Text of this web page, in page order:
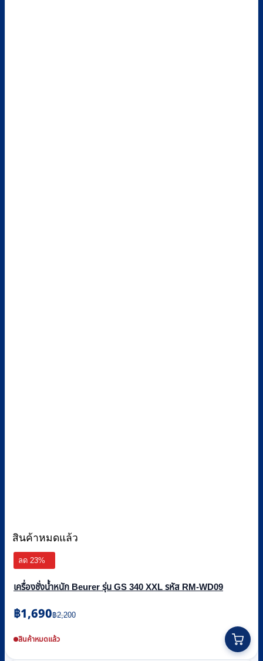
สินค้าหมดแล้ว
ลด 23%
เครื่องชั่งน้ำหนัก Beurer รุ่น GS 340 XXL รหัส RM-WD09
฿2,200
Original
price
was:
฿1,690
Current
price
is:สินค้าหมดแล้ว